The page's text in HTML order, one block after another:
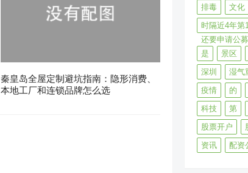
秦皇岛全屋定制避坑指南：隐形消费、
本地工厂和连锁品牌怎么选
排毒
文化
时隔近4年第
还要申请公
是
景区
深圳
湿气
疫情
的
科技
第
股票开户
资讯
配资